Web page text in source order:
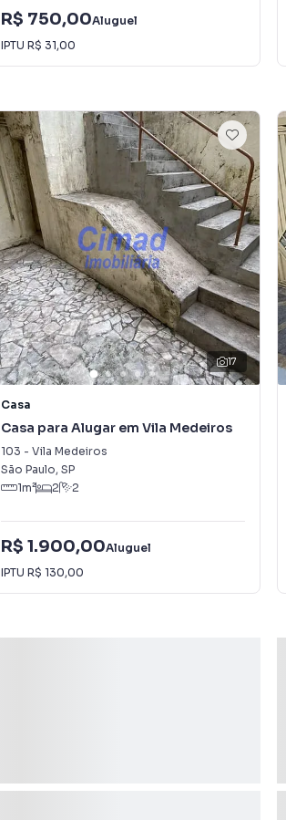
R$ 750,00Aluguel
IPTU R$ 31,00
17
Casa
Casa para Alugar em Vila Medeiros
103 - Vila Medeiros
São Paulo, SP
1m² 2 2
R$ 1.900,00Aluguel
IPTU R$ 130,00